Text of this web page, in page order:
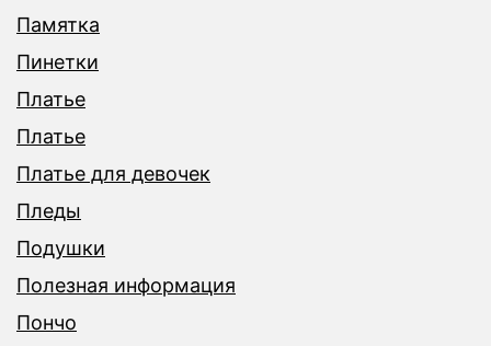
Памятка
Пинетки
Платье
Платье
Платье для девочек
Пледы
Подушки
Полезная информация
Пончо